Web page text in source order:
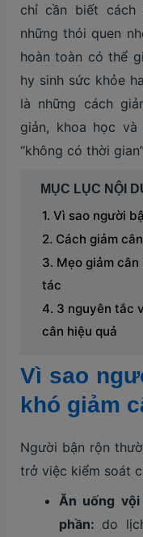
chỉ cần biết
những thói quen
hoàn toàn có thể
hy sinh sức khỏe
là những cách
giản, khoa học
“không có thời
MỤC LỤC NỘI
Vì sao người
Cách giảm
Mẹo giảm
tác
3 nguyên tắc
cân hiệu quả
Vì sao
khó giảm
Người bận rộn
trở việc kiểm soát
Ăn uống
phần: do